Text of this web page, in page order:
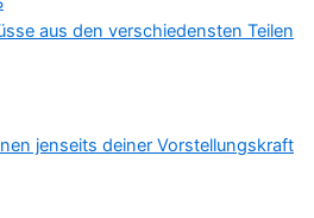
aus den verschiedensten Teilen
jenseits deiner Vorstellungskraft